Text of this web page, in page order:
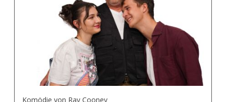
Komödie von Ray Cooney